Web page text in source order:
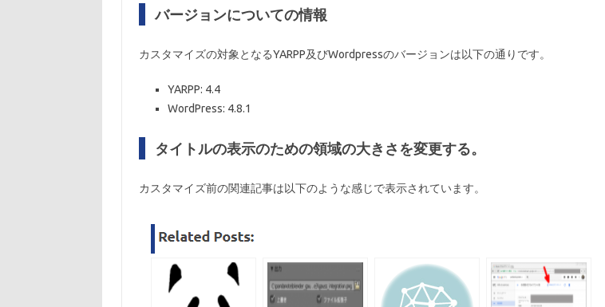
バージョンについての情報
カスタマイズの対象となるYARPP及びWordpressのバージョンは以下の通りです。
YARPP: 4.4
WordPress: 4.8.1
タイトルの表示のための領域の大きさを変更する。
カスタマイズ前の関連記事は以下のような感じで表示されています。